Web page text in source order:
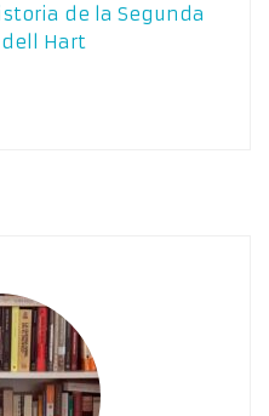
de la Segunda
Hart